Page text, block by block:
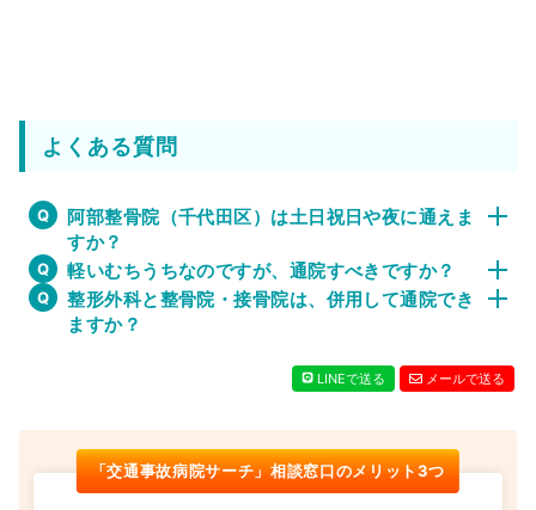
よくある質問
阿部整骨院（千代田区）は土日祝日や夜に通えま
すか？
軽いむちうちなのですが、通院すべきですか？
整形外科と整骨院・接骨院は、併用して通院でき
ますか？
LINEで送る メールで送る
「交通事故病院サーチ」相談窓口のメリット3つ